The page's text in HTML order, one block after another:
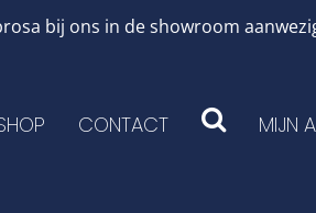
bij ons in de showroom
CONTACT MIJN